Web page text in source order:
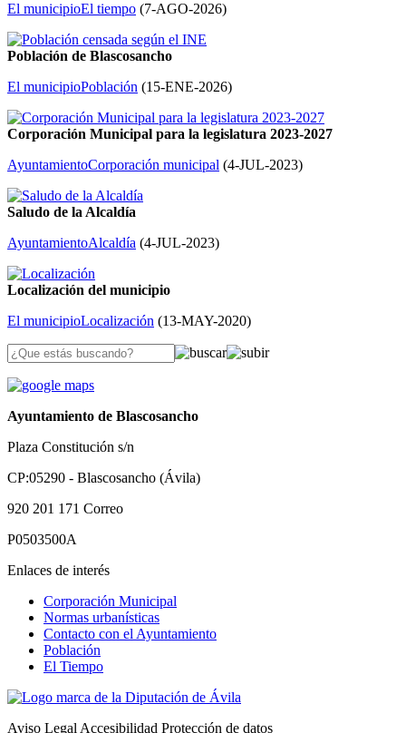
El municipioEl tiempo (7-AGO-2026)
Población de Blascosancho
El municipioPoblación (15-ENE-2026)
Corporación Municipal para la legislatura 2023-2027
AyuntamientoCorporación municipal (4-JUL-2023)
Saludo de la Alcaldía
AyuntamientoAlcaldía (4-JUL-2023)
Localización del municipio
El municipioLocalización (13-MAY-2020)
Ayuntamiento de Blascosancho
Plaza Constitución s/n
CP:05290 - Blascosancho (Ávila)
920 201 171 Correo
P0503500A
Enlaces de interés
Corporación Municipal
Normas urbanísticas
Contacto con el Ayuntamiento
Población
El Tiempo
Aviso LegalAccesibilidad Protección de datos